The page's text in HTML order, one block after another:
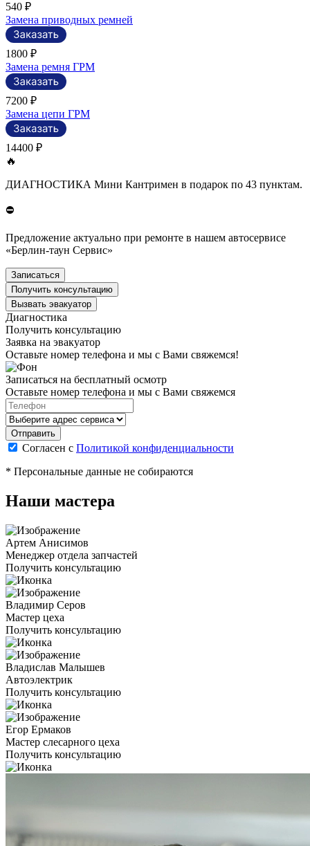
540 ₽
Замена приводных ремней
1800 ₽
Замена ремня ГРМ
7200 ₽
Замена цепи ГРМ
14400 ₽
🔥
ДИАГНОСТИКА Мини Кантримен в подарок по 43 пунктам.
⛔
Предложение актуально при ремонте в нашем автосервисе
«Берлин-таун Сервис»
Записаться
Получить консультацию
Вызвать эвакуатор
Диагностика
Получить консультацию
Заявка на эвакуатор
Оставьте номер телефона и мы с Вами свяжемся!
Записаться на бесплатный осмотр
Оставьте номер телефона и мы с Вами свяжемся
Согласен с Политикой конфиденциальности
* Персональные данные не собираются
Наши мастера
Артем Анисимов
Менеджер отдела запчастей
Получить консультацию
Владимир Серов
Мастер цеха
Получить консультацию
Владислав Малышев
Автоэлектрик
Получить консультацию
Егор Ермаков
Мастер слесарного цеха
Получить консультацию